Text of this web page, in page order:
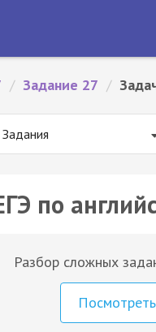
/ Задание 27 /
Задания
по
Разбор сложных
Посмотреть